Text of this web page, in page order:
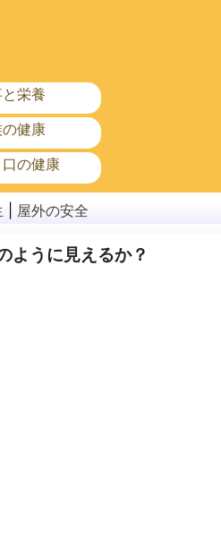
栄養
健康
の健康
生
屋外の安全
ように見えるか？